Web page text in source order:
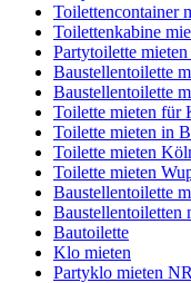
Toilettencontainer
Toilettenkabine
Partytoilette
Baustellentoilette
Baustellentoilette
Toilette mieten für
Toilette mieten in
Toilette mieten
Toilette mieten
Baustellentoilette
Baustellentoiletten
Bautoilette
Klo mieten
Partyklo mieten